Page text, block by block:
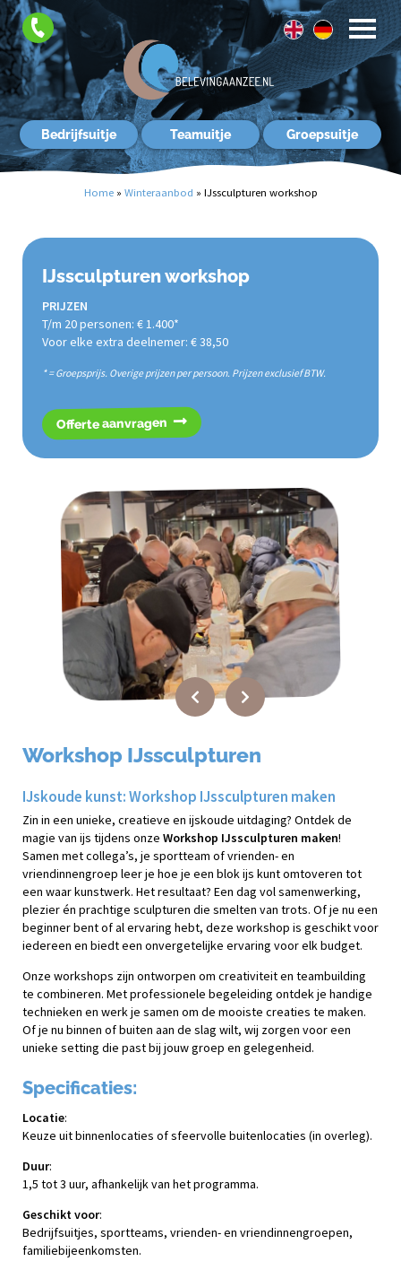
Bedrijfsuitje Teamuitje Groepsuitje
Contact
Home » Winteraanbod » IJssculpturen workshop
IJssculpturen workshop
PRIJZEN
T/m 20 personen: € 1.400*
Voor elke extra deelnemer: € 38,50
* = Groepsprijs. Overige prijzen per persoon. Prijzen exclusief BTW.
Offerte aanvragen
Workshop IJssculpturen
IJskoude kunst: Workshop IJssculpturen maken
Zin in een unieke, creatieve en ijskoude uitdaging? Ontdek de
magie van ijs tijdens onze Workshop IJssculpturen maken!
Samen met collega’s, je sportteam of vrienden- en
vriendinnengroep leer je hoe je een blok ijs kunt omtoveren tot
een waar kunstwerk. Het resultaat? Een dag vol samenwerking,
plezier én prachtige sculpturen die smelten van trots. Of je nu een
beginner bent of al ervaring hebt, deze workshop is geschikt voor
iedereen en biedt een onvergetelijke ervaring voor elk budget.
Onze workshops zijn ontworpen om creativiteit en teambuilding
te combineren. Met professionele begeleiding ontdek je handige
technieken en werk je samen om de mooiste creaties te maken.
Of je nu binnen of buiten aan de slag wilt, wij zorgen voor een
unieke setting die past bij jouw groep en gelegenheid.
Specificaties:
Locatie:
Keuze uit binnenlocaties of sfeervolle buitenlocaties (in overleg).
Duur:
1,5 tot 3 uur, afhankelijk van het programma.
Geschikt voor:
Bedrijfsuitjes, sportteams, vrienden- en vriendinnengroepen,
familiebijeenkomsten.